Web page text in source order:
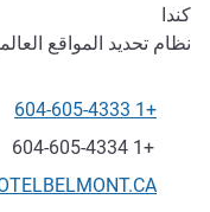
كندا
نظام تحديد المواقع
الهاتف
+1 604-605-4333
فاكس
+1 604-605-4334
تواصل معنا عبر